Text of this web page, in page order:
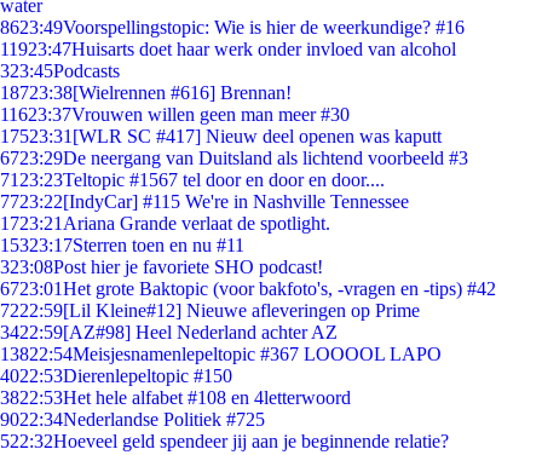
water
8623:49Voorspellingstopic: Wie is hier de weerkundige? #16
11923:47Huisarts doet haar werk onder invloed van alcohol
323:45Podcasts
18723:38[Wielrennen #616] Brennan!
11623:37Vrouwen willen geen man meer #30
17523:31 [WLR SC #417] Nieuw deel openen was kaputt
6723:29De neergang van Duitsland als lichtend voorbeeld #3
71 23:23Teltopic #1567 tel door en door en door....
7723:22[IndyCar] #115 We're in Nashville Tennessee
1723:21 Ariana Grande verlaat de spotlight.
15323:17Sterren toen en nu #11
323:08Post hier je favoriete SHO podcast!
6723:01Het grote Baktopic (voor bakfoto's, -vragen en -tips) #42
7222:59[Lil Kleine#12] Nieuwe afleveringen op Prime
3422:59[AZ#98] Heel Nederland achter AZ
13822:54Meisjesnamenlepeltopic #367 LOOOOL LAPO
4022:53Dierenlepeltopic #150
3822:53Het hele alfabet #108 en 4letterwoord
9022:34Nederlandse Politiek #725
522:32Hoeveel geld spendeer jij aan je beginnende relatie?